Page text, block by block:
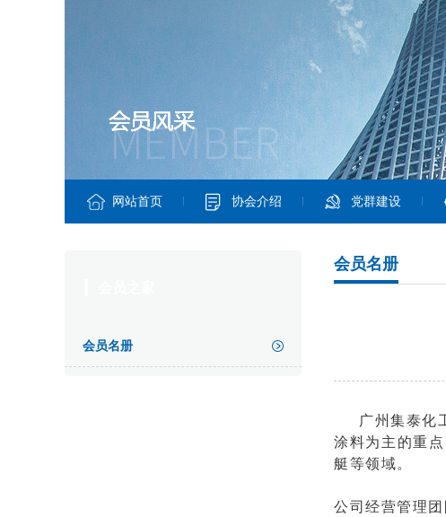
网站首页 协会介绍 党群建设
会员名册
会员名册
广州集泰化
涂料为主的重
艇等领域。
公司经营管理